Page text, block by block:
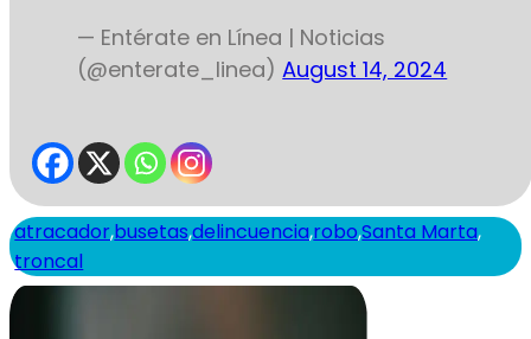
— Entérate en Línea | Noticias
(@enterate_linea)August 14, 2024
atracador,busetas,delincuencia,robo,Santa Marta,
troncal